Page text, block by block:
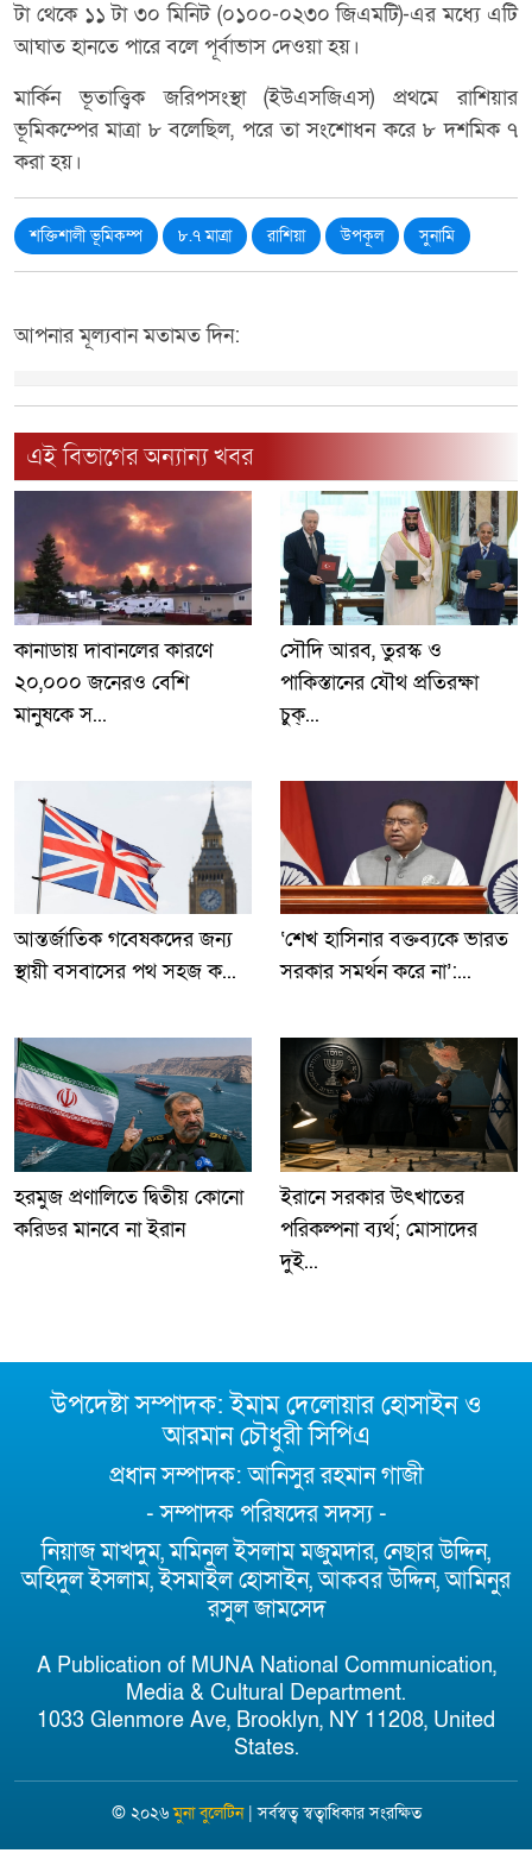
টা থেকে ১১ টা ৩০ মিনিট (০১০০-০২৩০ জিএমটি)-এর মধ্যে এটি
আঘাত হানতে পারে বলে পূর্বাভাস দেওয়া হয়।
মার্কিন ভূতাত্ত্বিক জরিপসংস্থা (ইউএসজিএস) প্রথমে রাশিয়ার
ভূমিকম্পের মাত্রা ৮ বলেছিল, পরে তা সংশোধন করে ৮ দশমিক ৭
করা হয়।
শক্তিশালী ভূমিকম্প ৮.৭ মাত্রা রাশিয়া উপকূল সুনামি
আপনার মূল্যবান মতামত দিন:
এই বিভাগের অন্যান্য খবর
কানাডায় দাবানলের কারণে
২০,০০০ জনেরও বেশি
মানুষকে স...
সৌদি আরব, তুরস্ক ও
পাকিস্তানের যৌথ প্রতিরক্ষা
চুক্...
আন্তর্জাতিক গবেষকদের জন্য
স্থায়ী বসবাসের পথ সহজ ক...
‘শেখ হাসিনার বক্তব্যকে ভারত
সরকার সমর্থন করে না’:...
হরমুজ প্রণালিতে দ্বিতীয় কোনো
করিডর মানবে না ইরান
ইরানে সরকার উৎখাতের
পরিকল্পনা ব্যর্থ; মোসাদের
দুই...
উপদেষ্টা সম্পাদক: ইমাম দেলোয়ার হোসাইন ও
আরমান চৌধুরী সিপিএ
প্রধান সম্পাদক: আনিসুর রহমান গাজী
- সম্পাদক পরিষদের সদস্য -
নিয়াজ মাখদুম, মমিনুল ইসলাম মজুমদার, নেছার উদ্দিন,
অহিদুল ইসলাম, ইসমাইল হোসাইন, আকবর উদ্দিন, আমিনুর
রসুল জামসেদ
A Publication of MUNA National Communication,
Media & Cultural Department.
1033 Glenmore Ave, Brooklyn, NY 11208, United
States.
© ২০২৬মুনা বুলেটিন| সর্বস্বত্ব স্বত্বাধিকার সংরক্ষিত